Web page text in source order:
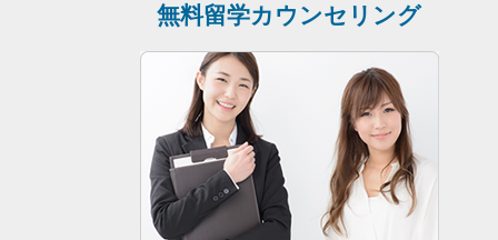
無料留学カウンセリング